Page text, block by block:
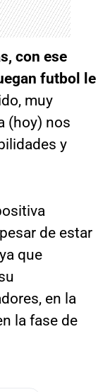
con ese
futbol le
muy
(hoy) nos
y
de estar
que
en la
la fase de